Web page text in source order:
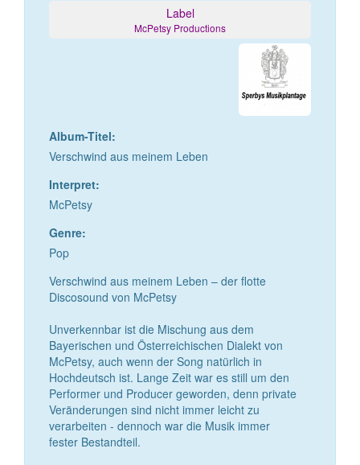
Label
McPetsy Productions
Album-Titel:
Verschwind aus meinem Leben
Interpret:
McPetsy
Genre:
Pop
Verschwind aus meinem Leben – der flotte
Discosound von McPetsy
Unverkennbar ist die Mischung aus dem
Bayerischen und Österreichischen Dialekt von
McPetsy, auch wenn der Song natürlich in
Hochdeutsch ist. Lange Zeit war es still um den
Performer und Producer geworden, denn private
Veränderungen sind nicht immer leicht zu
verarbeiten - dennoch war die Musik immer
fester Bestandteil.